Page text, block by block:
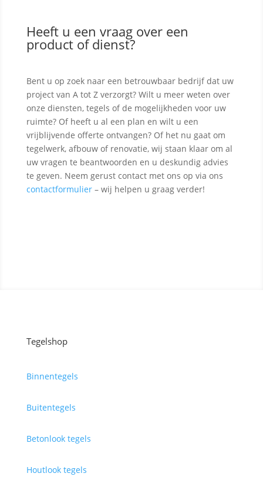
Heeft u een vraag over een
product of dienst?
Bent u op zoek naar een betrouwbaar bedrijf dat uw
project van A tot Z verzorgt? Wilt u meer weten over
onze diensten, tegels of de mogelijkheden voor uw
ruimte? Of heeft u al een plan en wilt u een
vrijblijvende offerte ontvangen? Of het nu gaat om
tegelwerk, afbouw of renovatie, wij staan klaar om al
uw vragen te beantwoorden en u deskundig advies
te geven. Neem gerust contact met ons op via ons
contactformulier– wij helpen u graag verder!
Tegelshop
Binnentegels
Buitentegels
Betonlook tegels
Houtlook tegels